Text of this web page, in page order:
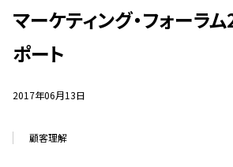
マーケティング・フォーラ
ポート
2017年06月13日
顧客理解